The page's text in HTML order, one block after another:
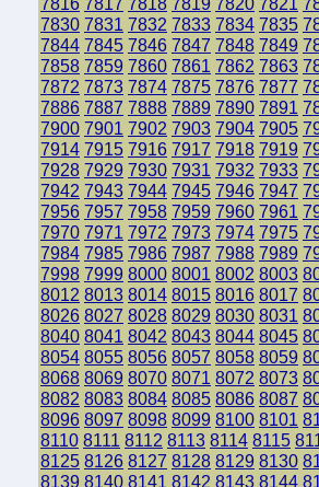
7830 7831 7832 7833 7834 7835
7844 7845 7846 7847 7848 7849
7858 7859 7860 7861 7862 7863
7872 7873 7874 7875 7876 7877
7886 7887 7888 7889 7890 7891
7900 7901 7902 7903 7904 7905
7914 7915 7916 7917 7918 7919
7928 7929 7930 7931 7932 7933
7942 7943 7944 7945 7946 7947
7956 7957 7958 7959 7960 7961
7970 7971 7972 7973 7974 7975
7984 7985 7986 7987 7988 7989
7998 7999 8000 8001 8002 8003
8012 8013 8014 8015 8016 8017
8026 8027 8028 8029 8030 8031
8040 8041 8042 8043 8044 8045
8054 8055 8056 8057 8058 8059
8068 8069 8070 8071 8072 8073
8082 8083 8084 8085 8086 8087
8096 8097 8098 8099 8100 8101
8110 8111 8112 8113 8114 8115
8125 8126 8127 8128 8129 8130
8139 8140 8141 8142 8143 8144